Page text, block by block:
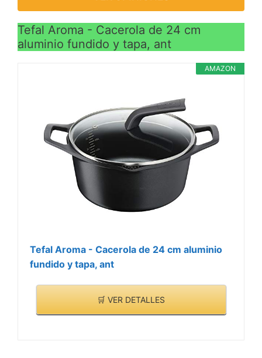
Tefal Aroma - Cacerola de 24 cm
aluminio fundido y tapa, ant
AMAZON
Tefal Aroma - Cacerola de 24 cm aluminio
fundido y tapa, ant
🛒 VER DETALLES